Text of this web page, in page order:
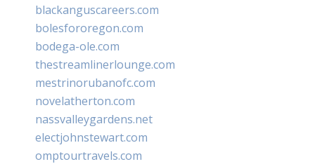
blackanguscareers.com
bolesfororegon.com
bodega-ole.com
thestreamlinerlounge.com
mestrinorubanofc.com
novelatherton.com
nassvalleygardens.net
electjohnstewart.com
omptourtravels.com